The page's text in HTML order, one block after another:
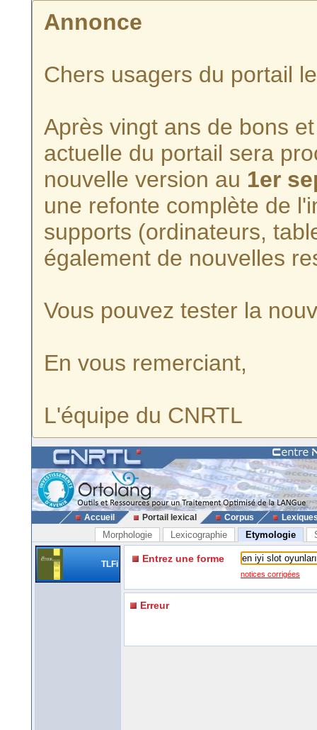
Annonce
Chers usagers du portail
Après vingt ans de bons
actuelle du portail sera
nouvelle version au 1er
une refonte complète de
supports (ordinateurs,
également de nouvelles
Vous pouvez tester la
En vous remerciant,
L'équipe du CNRTL
Accueil Portail lexical Corpus
Morphologie Lexicographie Etymologie
TLFi Entrez une forme
notices corrigées
Erreur